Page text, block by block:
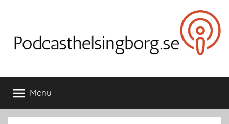
content
Podcasthelsingborg.se
Menu